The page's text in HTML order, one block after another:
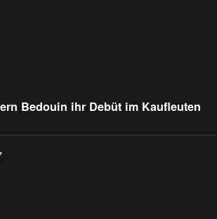
Bedouin ihr Debüt im Kaufleuten